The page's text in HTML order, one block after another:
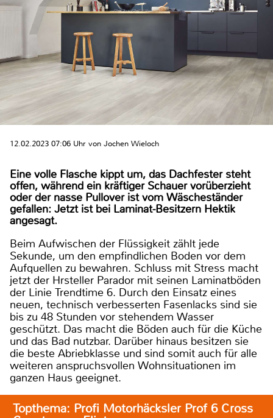
12.02.2023 07:06 Uhr von Jochen Wieloch
Eine volle Flasche kippt um, das Dachfester steht
offen, während ein kräftiger Schauer vorüberzieht
oder der nasse Pullover ist vom Wäscheständer
gefallen: Jetzt ist bei Laminat-Besitzern Hektik
angesagt.
Beim Aufwischen der Flüssigkeit zählt jede
Sekunde, um den empfindlichen Boden vor dem
Aufquellen zu bewahren. Schluss mit Stress macht
jetzt der Hrsteller Parador mit seinen Laminatböden
der Linie Trendtime 6. Durch den Einsatz eines
neuen, technisch verbesserten Fasenlacks sind sie
bis zu 48 Stunden vor stehendem Wasser
geschützt. Das macht die Böden auch für die Küche
und das Bad nutzbar. Darüber hinaus besitzen sie
die beste Abriebklasse und sind somit auch für alle
weiteren anspruchsvollen Wohnsituationen im
ganzen Haus geeignet.
Topthema: Profi Motorhäcksler Prof 6 Cross